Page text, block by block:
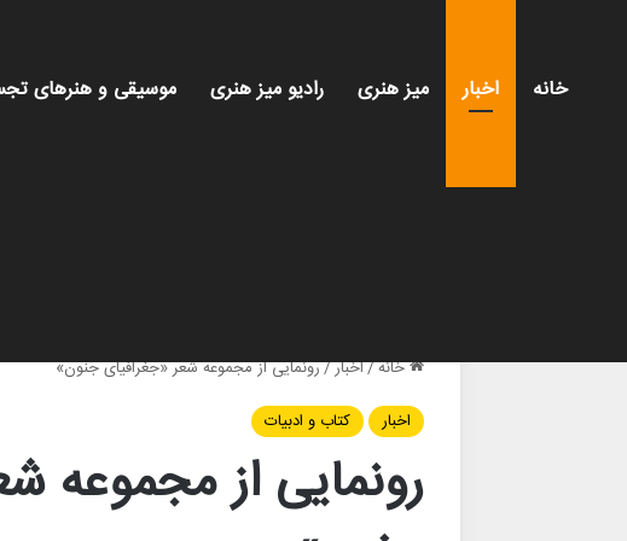
خانه اخبار میز هنری رادیو میز هنری موسیقی و هنرهای
خانه/اخبار/رونمایی از مجموعه شعر «جغرافیای جنون»
اخبار
کتاب و ادبیات
رونمایی از مجموعه